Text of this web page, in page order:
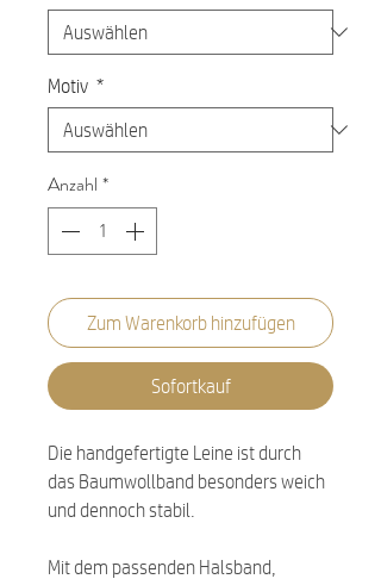
Motiv *
Anzahl *
Zum Warenkorb hinzufügen
Sofortkauf
Die handgefertigte Leine ist durch
das Baumwollband besonders weich
und dennoch stabil.
Mit dem passenden Halsband,